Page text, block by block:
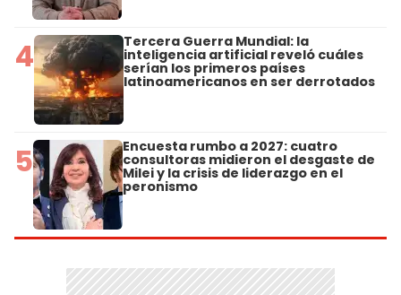
4 Tercera Guerra Mundial: la
inteligencia artificial reveló cuáles
serían los primeros países
latinoamericanos en ser derrotados
5 Encuesta rumbo a 2027: cuatro
consultoras midieron el desgaste de
Milei y la crisis de liderazgo en el
peronismo